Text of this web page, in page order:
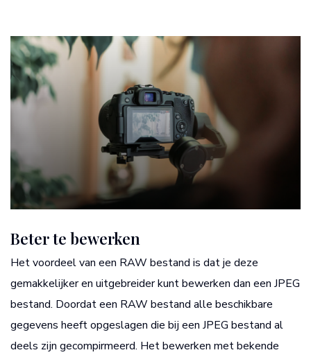
Beter te bewerken
Het voordeel van een RAW bestand is dat je deze
gemakkelijker en uitgebreider kunt bewerken dan een JPEG
bestand. Doordat een RAW bestand alle beschikbare
gegevens heeft opgeslagen die bij een JPEG bestand al
deels zijn gecompirmeerd. Het bewerken met bekende